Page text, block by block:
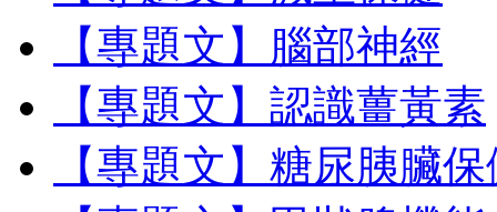
【專題文】腦部神經
【專題文】認識薑黃素
【專題文】糖尿胰臟